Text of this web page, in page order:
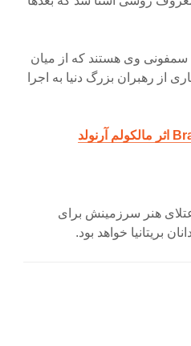
سمفونی وی هستند که از میان
بسیاری از رهبران بزرگ دنیا به اجرا
عمر تلاش برای اعتلای هنر سرزمینش برای
بریتانیا خواهد بود.